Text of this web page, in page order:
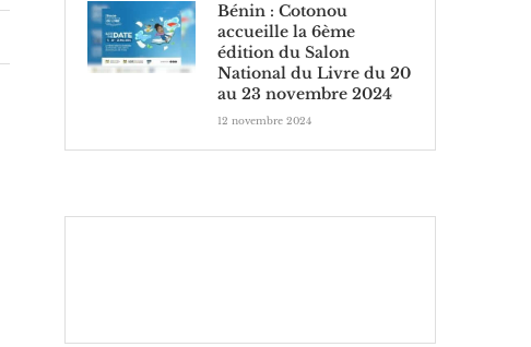
Bénin : Cotonou
accueille la 6ème
édition du Salon
National du Livre du 20
au 23 novembre 2024
12 novembre 2024